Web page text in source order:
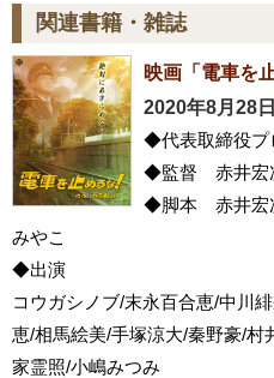
関連書籍・雑誌
映画「電車を
2020年8月28
◆代表取締役
◆監督 赤井宏
◆脚本 赤井宏
みやこ
◆出演
コウガシノブ/末永百合恵/中川
恵/相馬絵美/手塚涼大/秦野豪/村
家霊照/小嶋みつみ